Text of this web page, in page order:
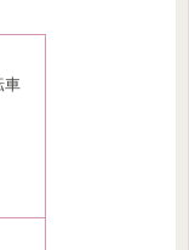
車